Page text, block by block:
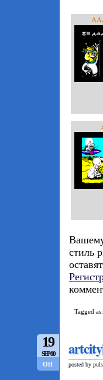
стиль
Tagged as:
19
SEP/10
Off
posted by